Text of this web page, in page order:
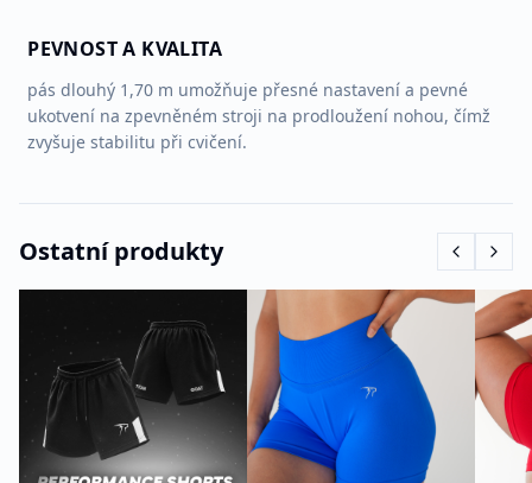
PEVNOST A KVALITA
pás dlouhý 1,70 m umožňuje přesné nastavení a pevné
ukotvení na zpevněném stroji na prodloužení nohou, čímž
zvyšuje stabilitu při cvičení.
Ostatní produkty